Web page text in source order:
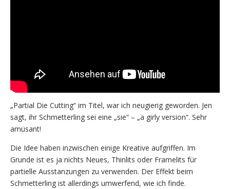
„Partial Die Cutting“ im Titel, war ich neugierig geworden. Jen
sagt, ihr Schmetterling sei eine „sie“ – „a girly version“. Sehr
amüsant!
Die Idee haben inzwischen einige Kreative aufgriffen. Im
Grunde ist es ja nichts Neues, Thinlits oder Framelits für
partielle Ausstanzungen zu verwenden. Der Effekt beim
Schmetterling ist allerdings umwerfend, wie ich finde.